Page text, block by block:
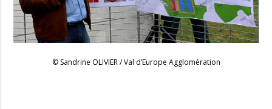
© Sandrine OLIVIER / Val d’Europe Agglomération